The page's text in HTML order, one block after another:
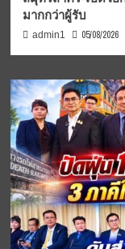
มากกว่าผู้รับ
admin1 05/08/2026